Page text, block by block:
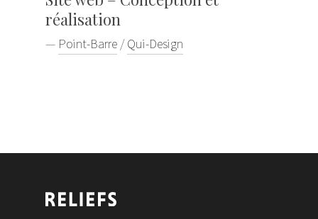
réalisation
— Point-Barre /Qui-Design